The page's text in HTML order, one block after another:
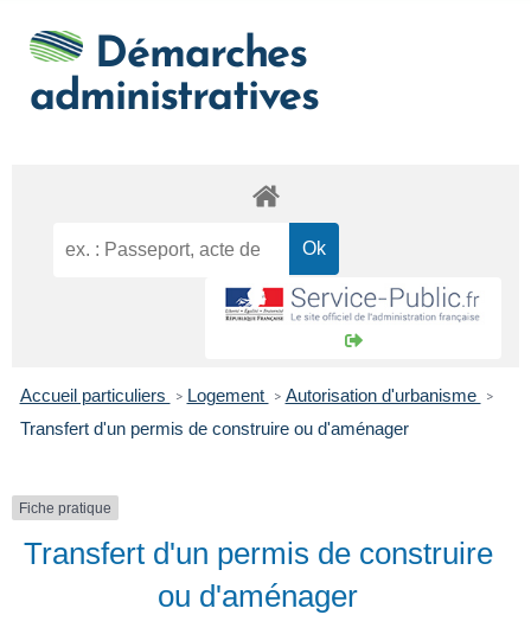
Démarches
administratives
Accueil particuliers > Logement > Autorisation d'urbanisme >
Transfert d'un permis de construire ou d'aménager
Fiche pratique
Transfert d'un permis de construire
ou d'aménager